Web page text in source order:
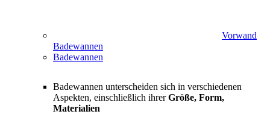
Vorwand
Badewannen
Badewannen
Badewannen unterscheiden sich in verschiedenen
Aspekten, einschließlich ihrerGröße, Form,
Materialien